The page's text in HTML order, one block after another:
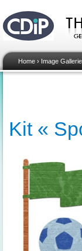
Home › Image
Kit «